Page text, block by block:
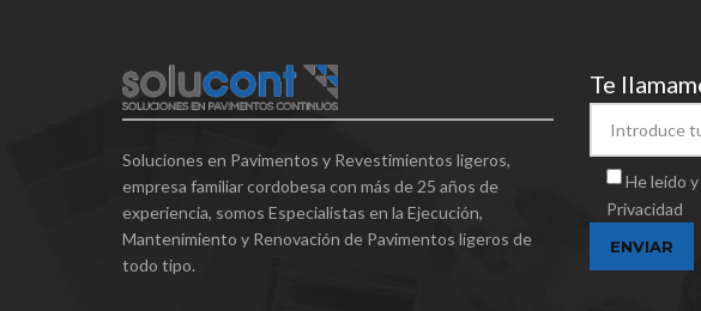
Soluciones en Pavimentos y Revestimientos ligeros,
empresa familiar cordobesa con más de 25 años de
experiencia, somos Especialistas en la Ejecución,
Mantenimiento y Renovación de Pavimentos ligeros de
todo tipo.
Te
He leído
Privacidad